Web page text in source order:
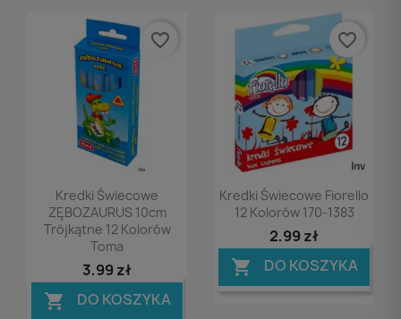
Podgląd
Kredki Świecowe
ZĘBOZAURUS 10cm
Trójkątne 12 Kolorów
Toma
3,99 zł
 DO KOSZYKA
favorite_border
Podgląd
Kredki Świecowe Fiorello
12 Kolorów 170-1383
2,99 zł
 DO KOSZYKA
favorite_border